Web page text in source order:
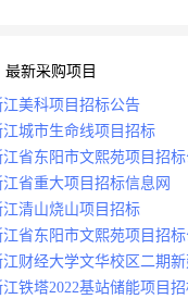
最新采购项目
江美科项目招标公告
江城市生命线项目招标
江省东阳市文熙苑项目招
江省重大项目招标信息网
江清山烧山项目招标
江省东阳市文熙苑项目招
江财经大学文华校区二期
江铁塔2022基站储能项目